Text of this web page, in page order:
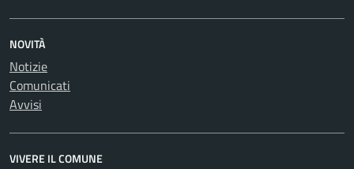
NOVITÀ
Notizie
Comunicati
Avvisi
VIVERE IL COMUNE